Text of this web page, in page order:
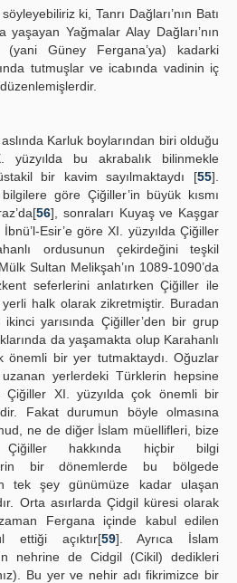
ki, Tanrı Dağları’nın Batı
yaşayan Yağmalar Alay Dağları’nın
(yani Güney Fergana’ya) kadarki
tutmuşlar ve icabında vadinin iç
Karluk boylarından biri olduğu
yüzyılda bu akrabalık bilinmekle
bir kavim sayılmaktaydı [55].
göre Çiğiller’in büyük kısmı
56], sonraları Kuyaş ve Kaşgar
Esir’e göre XI. yüzyılda Çiğiller
ordusunun çekirdeğini teşkil
Sultan Melikşah’ın 1089-1090’da
seferlerini anlatırken Çiğiller ile
halk olarak zikretmiştir. Buradan
ikinci yarısında Çiğiller’den bir grup
da yaşamakta olup Karahanlı
önemli bir yer tutmaktaydı. Oğuzlar
uzanan yerlerdeki Türklerin hepsine
XI. yüzyılda çok önemli bir
Fakat durumun böyle olmasına
ne de diğer İslam müellifleri, bize
Çiğiller hakkında hiçbir bilgi
bir dönemlerde bu bölgede
tek şey günümüze kadar ulaşan
Orta asırlarda Çidgil küresi olarak
Fergana içinde kabul edilen
ettiği açıktır[59]. Ayrıca İslam
nehrine de Cidgil (Cikil) dedikleri
Bu yer ve nehir adı fikrimizce bir